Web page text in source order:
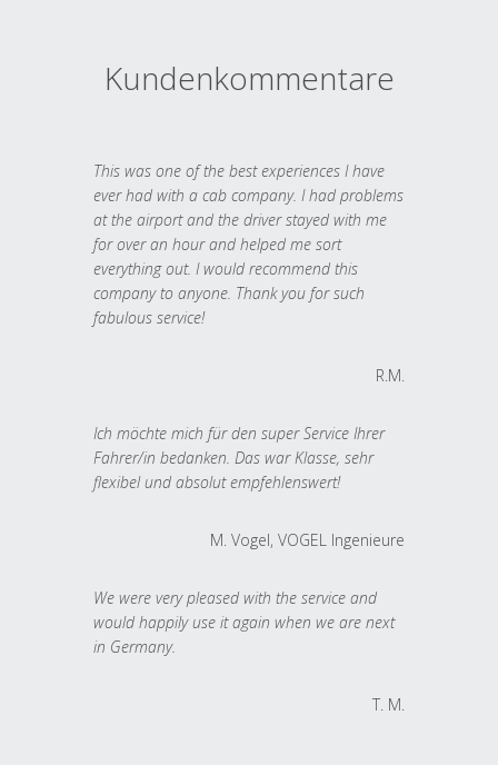
Kundenkommentare
This was one of the best experiences I have
ever had with a cab company. I had problems
at the airport and the driver stayed with me
for over an hour and helped me sort
everything out. I would recommend this
company to anyone. Thank you for such
fabulous service!
R.M.
Ich möchte mich für den super Service Ihrer
Fahrer/in bedanken. Das war Klasse, sehr
flexibel und absolut empfehlenswert!
M. Vogel, VOGEL Ingenieure
We were very pleased with the service and
would happily use it again when we are next
in Germany.
T. M.